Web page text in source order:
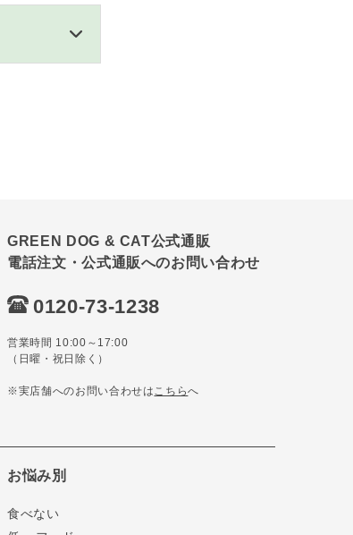
GREEN DOG & CAT公式通販
電話注文・公式通販へのお問い合わせ
0120-73-1238
営業時間 10:00～17:00
（日曜・祝日除く）
※実店舗へのお問い合わせはこちらへ
お悩み別
食べない